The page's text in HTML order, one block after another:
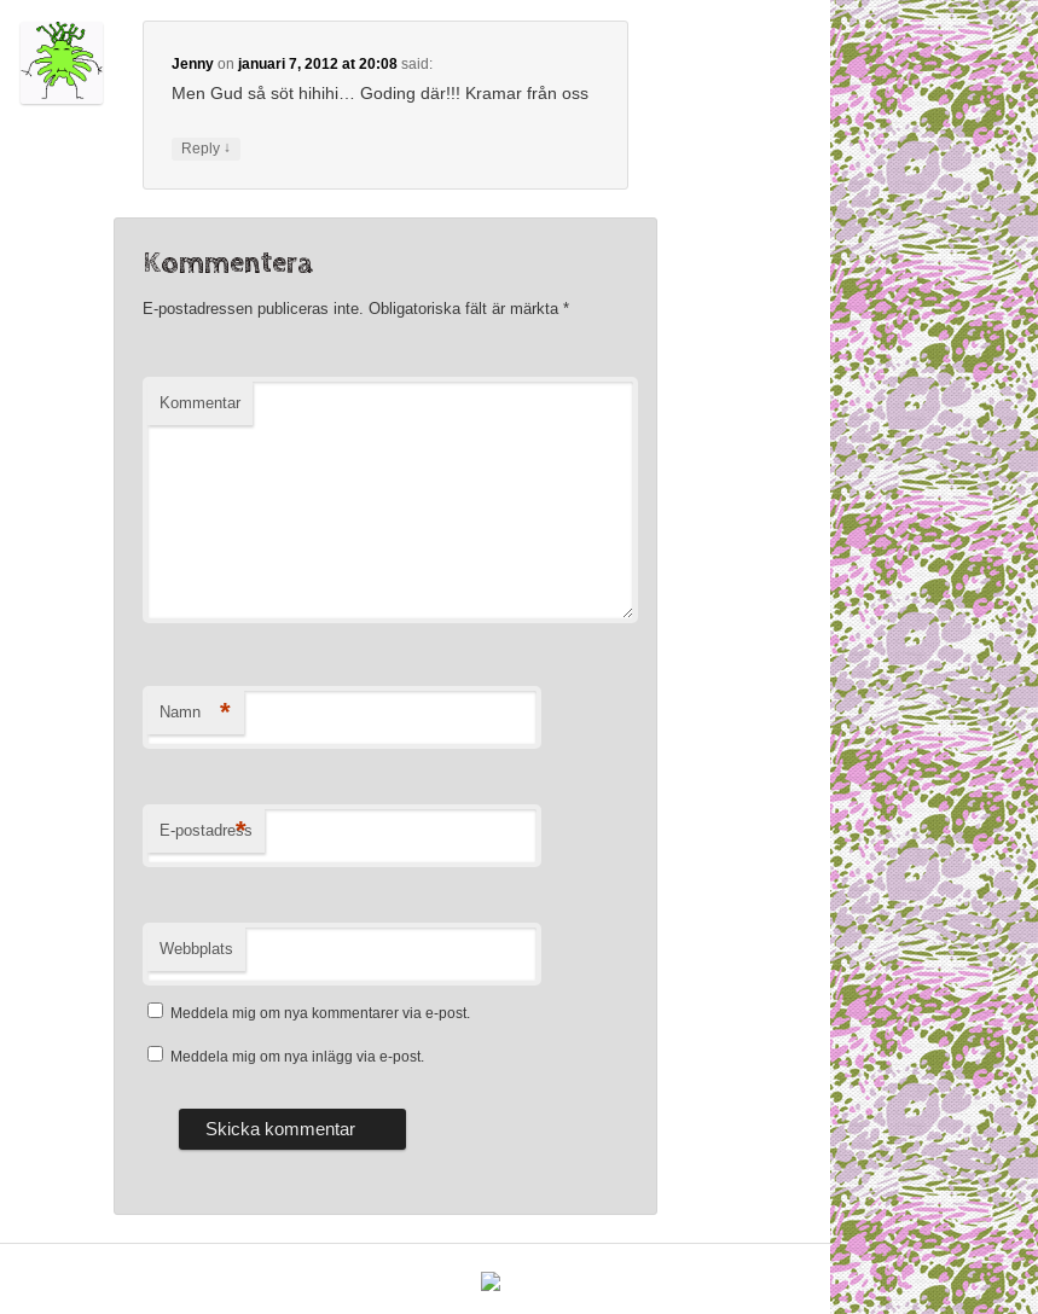
Jennyon januari 7, 2012 at 20:08 said:
Men Gud så söt hihihi… Goding där!!! Kramar från oss
Reply ↓
Kommentera
E-postadressen publiceras inte. Obligatoriska fält är märkta *
Kommentar
Namn *
E-postadress
*
Webbplats
Meddela mig om nya kommentarer via e-post.
Meddela mig om nya inlägg via e-post.